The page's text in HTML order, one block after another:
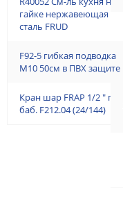
гайке нержавеющая
сталь FRUD
F92-5 гибкая подводка
М10 50см в ПВХ защите
Кран шар FRAP 1/2 " г/ш
баб. F212.04 (24/144)